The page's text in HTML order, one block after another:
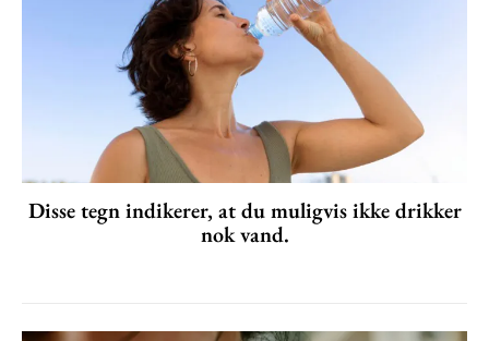
Disse tegn indikerer, at du muligvis ikke drikker
nok vand.